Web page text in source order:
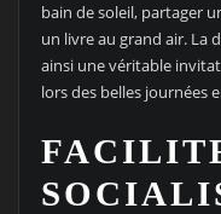
bain de soleil, partager
un livre au grand air. La
ainsi une véritable
lors des belles journées